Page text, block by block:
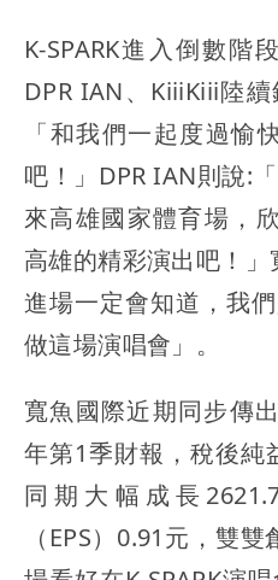
K-SPARK進入倒數階
DPR IAN、KiiiKiii陸
「和我們一起度過愉
吧！」DPR IAN則說:
來高雄國家體育場，
高雄的精彩演出吧！
進場一定會知道，我
做這場演唱會」。
寬魚國際近期同步傳
年第1季財報，稅後純
同期大幅成長
（EPS）0.91元，雙